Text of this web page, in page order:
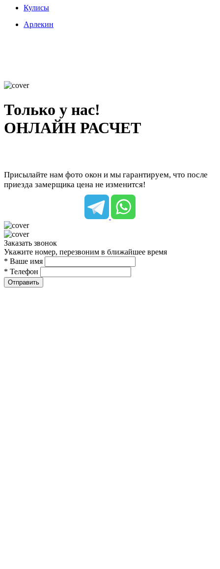
Кулисы
Арлекин
Только у нас!
ОНЛАЙН РАСЧЕТ
Присылайте нам фото окон и мы гарантируем, что после
приезда замерщика цена не изменится!
Заказать звонок
Укажите номер, перезвоним в ближайшее время
* Ваше имя
* Телефон
Отправить